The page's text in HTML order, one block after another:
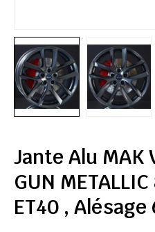
Jante Alu MAK
GUN
ET40 , Alésage